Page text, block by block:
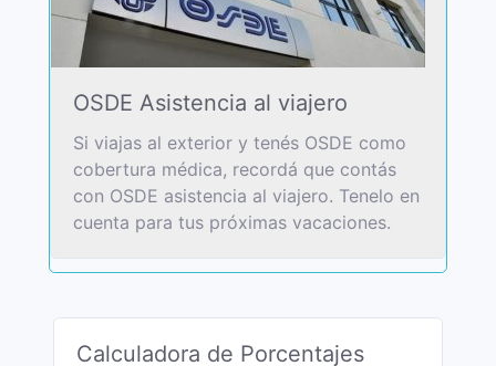
OSDE Asistencia al viajero
Si viajas al exterior y tenés OSDE como
cobertura médica, recordá que contás
con OSDE asistencia al viajero. Tenelo en
cuenta para tus próximas vacaciones.
Calculadora de Porcentajes